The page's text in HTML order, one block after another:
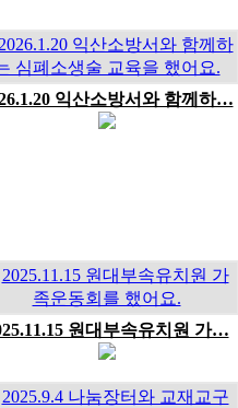
익산소방서와 함께하…
원대부속유치원 가…